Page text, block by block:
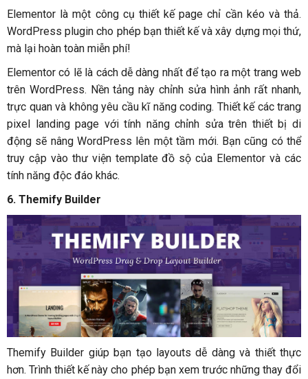
Elementor là một công cụ thiết kế page chỉ cần kéo và thả.
WordPress plugin cho phép bạn thiết kế và xây dựng mọi thứ,
mà lại hoàn toàn miễn phí!
Elementor có lẽ là cách dễ dàng nhất để tạo ra một trang web
trên WordPress. Nền tảng này chỉnh sửa hình ảnh rất nhanh,
trực quan và không yêu cầu kĩ năng coding. Thiết kế các trang
pixel landing page với tính năng chỉnh sửa trên thiết bị di
động sẽ nâng WordPress lên một tầm mới. Bạn cũng có thể
truy cập vào thư viện template đồ sộ của Elementor và các
tính năng độc đáo khác.
6. Themify Builder
Themify Builder giúp bạn tạo layouts dễ dàng và thiết thực
hơn. Trình thiết kế này cho phép bạn xem trước những thay đổi